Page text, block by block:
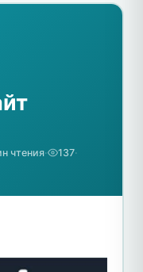
чтения· 137·